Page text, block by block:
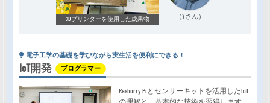
3Dプリンターを使用した成果物 （Yさん）
電子工学の基礎を学びながら実生活を便利にできる！
IoT開発 プログラマー
Rasberry Piとセンサーキットを活用したIoT